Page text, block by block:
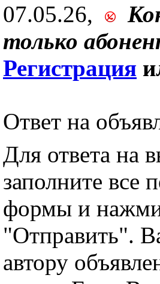
07.05.26,
только
Регистрация
Ответ на
Для ответа на
заполните все
формы и
"Отправить".
автору